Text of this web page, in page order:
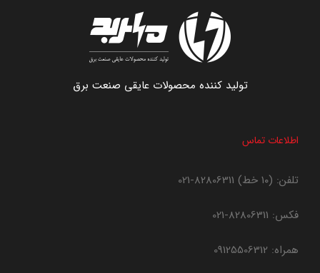
تولید کننده محصولات عایقی صنعت برق
اطلاعات تماس
تلفن: (۱۰ خط) 82806311-021
فکس: 82806311-021
همراه: 09125506312